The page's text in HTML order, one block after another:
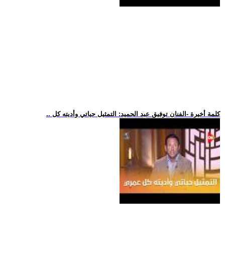
.. كلمة أخيرة -الفنان توفيق عبد الحميد: التمثيل حياتي وأديته كل